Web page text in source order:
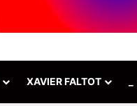
XAVIER FALTOT